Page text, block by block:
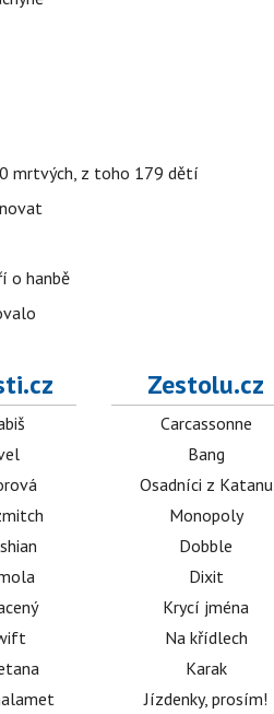
mrtvých, z toho 179 dětí
o hanbě
Zestolu.cz
Carcassonne
Bang
Osadníci z Katanu
Monopoly
Dobble
Dixit
Krycí jména
Na křídlech
Karak
Jízdenky, prosím!